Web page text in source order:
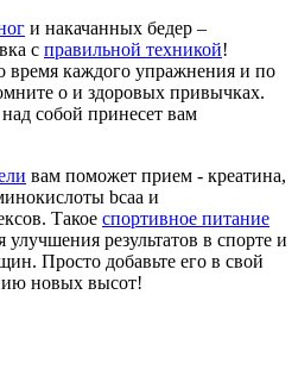
и накачанных бедер –
с правильной техникой!
время каждого упражнения и по
о и здоровых привычках.
собой принесет вам
вам поможет прием - креатина,
bcaa и
Такое спортивное питание
улучшения результатов в спорте и
Просто добавьте его в свой
новых высот!